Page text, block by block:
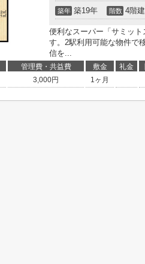
築年 築19年 階数 4階建
便利なスーパー「サミッ
す。2駅利用可能な物件で
信を...
管理費・共益費 敷金 礼金
3,000円 1ヶ月